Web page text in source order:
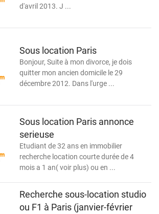
d'avril 2013. J ...
Sous location Paris
Bonjour, Suite à mon divorce, je dois
quitter mon ancien domicile le 29
décembre 2012. Dans l'urge ...
Sous location Paris annonce
serieuse
Etudiant de 32 ans en immobilier
recherche location courte durée de 4
mois a 1 an( voir plus) ou en ...
Recherche sous-location studio
ou F1 à Paris (janvier-février